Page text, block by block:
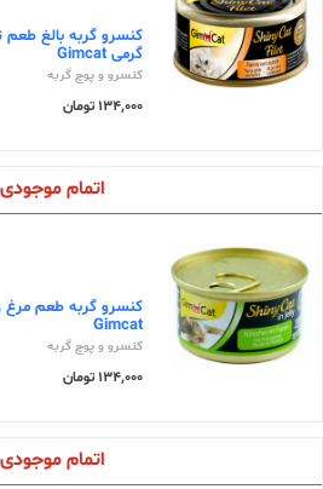
گرمی Gimcat
کنسرو و پوچ گربه
134,000 تومان
اتمام موجودی
Gimcat
کنسرو و پوچ گربه
134,000 تومان
اتمام موجودی